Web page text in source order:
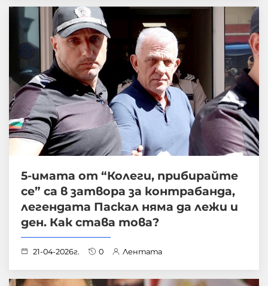
5-имата от “Колеги, прибирайте
се” са в затвора за контрабанда,
легендата Паскал няма да лежи и
ден. Как става това?
21-04-2026г. 0 Лентата